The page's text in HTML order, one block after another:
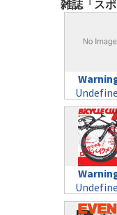
雑誌「ス
$post_id
/home/
content/
child/
formats/